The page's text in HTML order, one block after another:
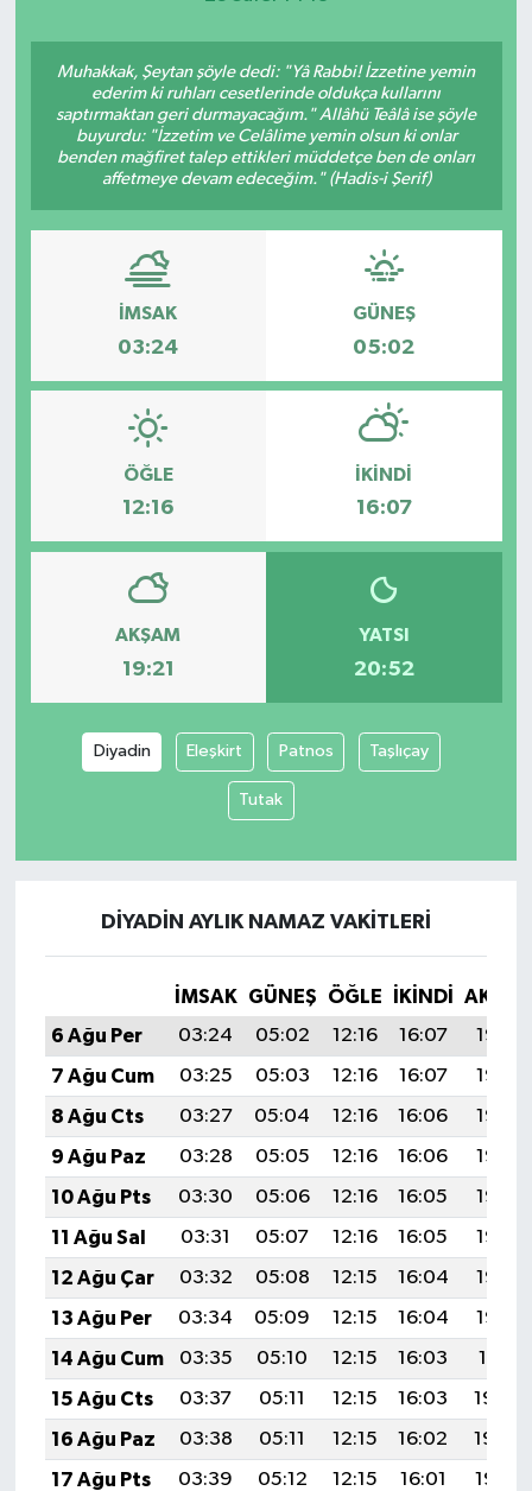
Muhakkak, Şeytan şöyle dedi: "Yâ Rabbi! İzzetine yemin
ederim ki ruhları cesetlerinde oldukça kullarını
saptırmaktan geri durmayacağım." Allâhü Teâlâ ise şöyle
buyurdu: "İzzetim ve Celâlime yemin olsun ki onlar
benden mağfiret talep ettikleri müddetçe ben de onları
affetmeye devam edeceğim." (Hadis-i Şerif)
İMSAK
03:24
GÜNEŞ
05:02
ÖĞLE
12:16
İKINDI
16:07
AKŞAM
19:21
YATSI
20:52
Diyadin Eleşkirt Patnos Taşlıçay
Tutak
DIYADIN AYLIK NAMAZ VAKITLERI
İMSAK GÜNEŞ ÖĞLE İKINDI
6 Ağu Per
03:24 05:02 12:16 16:07
19:21
7 Ağu Cum
03:25 05:03 12:16 16:07
19:19
8 Ağu Cts
03:27 05:04 12:16 16:06
19:18
9 Ağu Paz
03:28 05:05 12:16 16:06
19:17
10 Ağu Pts
03:30 05:06 12:16 16:05
19:16
11 Ağu Sal
03:31 05:07 12:16 16:05
19:15
12 Ağu Çar
03:32 05:08 12:15 16:04
19:13
13 Ağu Per
03:34 05:09 12:15 16:04
19:12
14 Ağu Cum
03:35 05:10 12:15 16:03
19:11
15 Ağu Cts
03:37 05:11 12:15 16:03
19:09
16 Ağu Paz
03:38 05:11 12:15 16:02
19:08
17 Ağu Pts
03:39 05:12 12:15 16:01
19:07